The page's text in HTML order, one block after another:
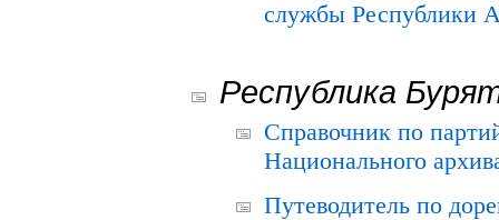
службы Республики
Республика
Справочник по
Национального
Путеводитель по